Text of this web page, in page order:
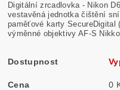
Digitální zrcadlovka - Nikon
vestavěná jednotka čištění
paměťové karty SecureDigital
výměnné objektivy AF-S
Dostupnost
Cena